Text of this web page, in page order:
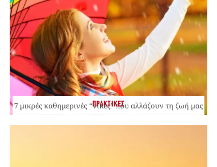
ΠΡΑΚΤΙΚΕΣ
7 μικρές καθημερινές “νίκες” που αλλάζουν τη ζωή μας